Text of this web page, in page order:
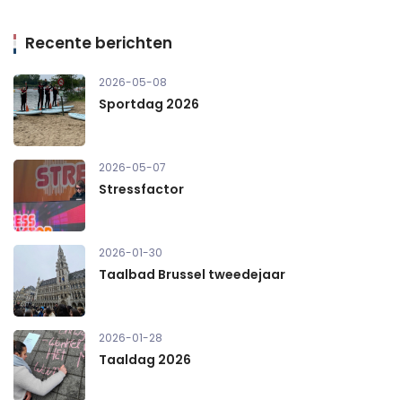
Recente berichten
2026-05-08
Sportdag 2026
2026-05-07
Stressfactor
2026-01-30
Taalbad Brussel tweedejaar
2026-01-28
Taaldag 2026